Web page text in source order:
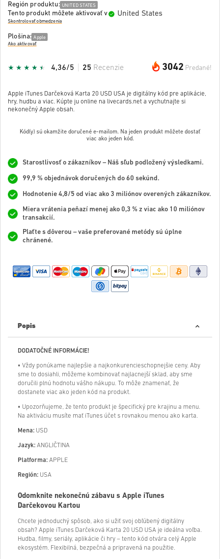
Región produktu: UNITED STATES
Tento produkt môžete aktivovať v United States
Skontrolovať obmedzenia
Plošina: Apple
Ako aktivovať
3042 Predané!
4,36/5 25 Recenzie
Apple iTunes Darčeková Karta 20 USD USA je digitálny kód pre aplikácie,
hry, hudbu a viac. Kúpte ju online na livecards.net a vychutnajte si
nekonečný Apple obsah.
Kód(y) sú okamžite doručené e-mailom. Na jeden produkt môžete dostať
viac ako jeden kód.
Starostlivosť o zákazníkov – Náš sľub podložený výsledkami.
99,9 % objednávok doručených do 60 sekúnd.
Hodnotenie 4,8/5 od viac ako 3 miliónov overených zákazníkov.
Miera vrátenia peňazí menej ako 0,3 % z viac ako 10 miliónov
transakcií.
Plaťte s dôverou – vaše preferované metódy sú úplne
chránené.
Popis
DODATOČNÉ INFORMÁCIE!
• Vždy ponúkame najlepšie a najkonkurencieschopnejšie ceny. Aby
sme to dosiahli, môžeme kombinovať najlacnejší sklad, aby sme
doručili plnú hodnotu vášho nákupu. To môže znamenať, že
dostanete viac ako jeden kód na produkt.
• Upozorňujeme, že tento produkt je špecifický pre krajinu a menu.
Na aktiváciu musíte mať iTunes účet s rovnakou menou ako karta.
Mena: USD
Jazyk: ANGLIČTINA
Platforma: APPLE
Región: USA
Odomknite nekonečnú zábavu s Apple iTunes
Darčekovou Kartou
Chcete jednoduchý spôsob, ako si užiť svoj obľúbený digitálny
obsah? Apple iTunes Darčeková Karta 20 USD USA je ideálna voľba.
Hudba, filmy, seriály, aplikácie či hry – tento kód otvára celý Apple
ekosystém. Flexibilná, bezpečná a pripravená na použitie.